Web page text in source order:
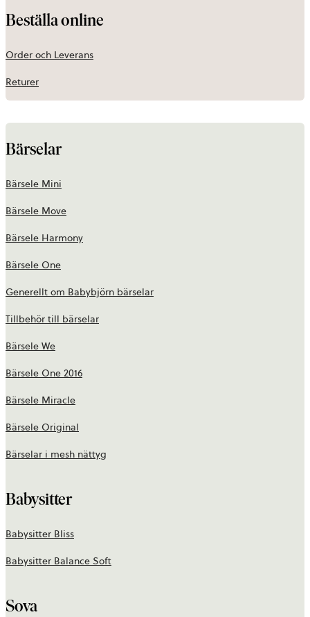
Beställa online
Order och Leverans
Returer
Bärselar
Bärsele Mini
Bärsele Move
Bärsele Harmony
Bärsele One
Generellt om Babybjörn bärselar
Tillbehör till bärselar
Bärsele We
Bärsele One 2016
Bärsele Miracle
Bärsele Original
Bärselar i mesh nättyg
Babysitter
Babysitter Bliss
Babysitter Balance Soft
Sova